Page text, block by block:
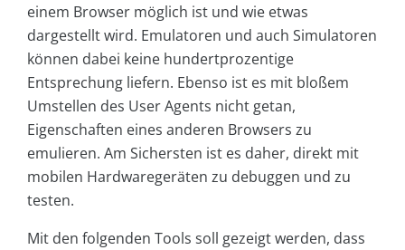
einem Browser möglich ist und wie etwas
dargestellt wird. Emulatoren und auch Simulatoren
können dabei keine hundertprozentige
Entsprechung liefern. Ebenso ist es mit bloßem
Umstellen des User Agents nicht getan,
Eigenschaften eines anderen Browsers zu
emulieren. Am Sichersten ist es daher, direkt mit
mobilen Hardwaregeräten zu debuggen und zu
testen.
Mit den folgenden Tools soll gezeigt werden, dass